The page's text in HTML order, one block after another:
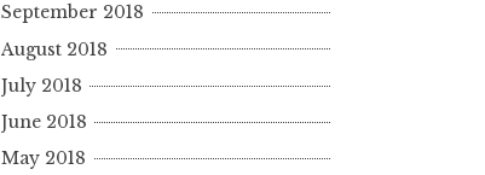
September 2018
August 2018
July 2018
June 2018
May 2018